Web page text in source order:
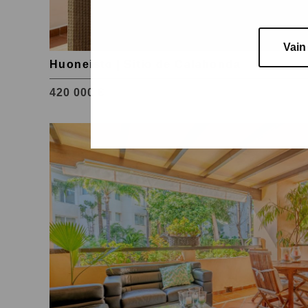
Huoneisto | Sitio de Calahonda
420 000 €
Tutustu
kohteeseen
Marbella
Golden
Mile